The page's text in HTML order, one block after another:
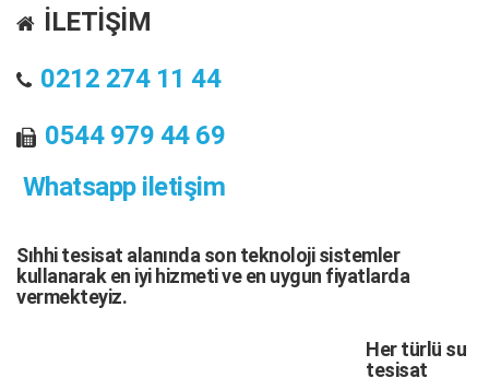
İLETİŞİM
0212 274 11 44
0544 979 44 69
Whatsapp iletişim
Sıhhi tesisat alanında son teknoloji sistemler
kullanarak en iyi hizmeti ve en uygun fiyatlarda
vermekteyiz.
Her türlü su
tesisat